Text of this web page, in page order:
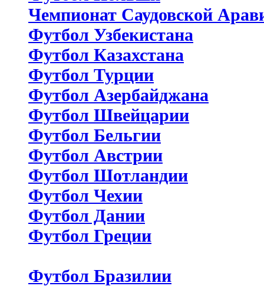
Чемпионат Саудовской
Футбол Узбекистана
Футбол Казахстана
Футбол Турции
Футбол Азербайджана
Футбол Швейцарии
Футбол Бельгии
Футбол Австрии
Футбол Шотландии
Футбол Чехии
Футбол Дании
Футбол Греции
Футбол Бразилии